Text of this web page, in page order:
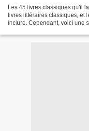
Les 45 livres classiques qu'il
livres littéraires classiques, et
inclure. Cependant, voici une